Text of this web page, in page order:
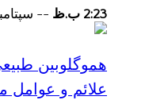
2:23 ب.ظ -- سپتامبر 22,
هموگلوبین
علائم و عوامل